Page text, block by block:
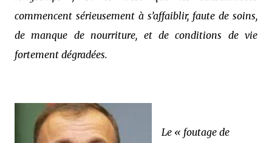
commencent sérieusement à s’affaiblir, faute de soins,
de manque de nourriture, et de conditions de vie
fortement dégradées.
Le « foutage de